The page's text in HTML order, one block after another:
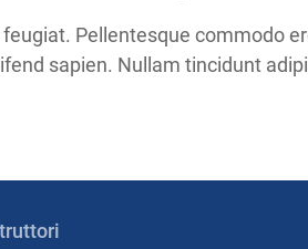
Pellentesque commodo
sapien. Nullam tincidunt